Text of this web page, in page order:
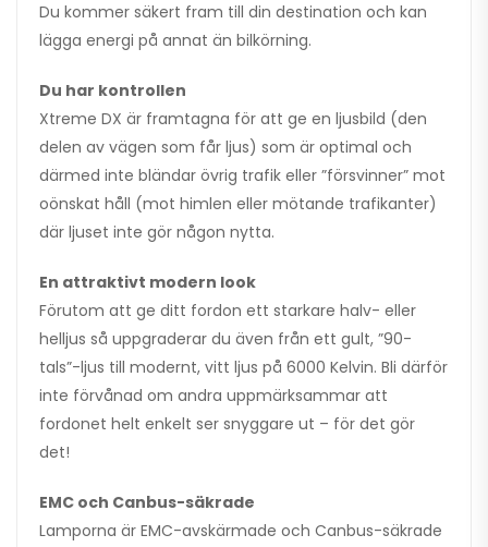
Du kommer säkert fram till din destination och kan
lägga energi på annat än bilkörning.
Du har kontrollen
Xtreme DX är framtagna för att ge en ljusbild (den
delen av vägen som får ljus) som är optimal och
därmed inte bländar övrig trafik eller ”försvinner” mot
oönskat håll (mot himlen eller mötande trafikanter)
där ljuset inte gör någon nytta.
En attraktivt modern look
Förutom att ge ditt fordon ett starkare halv- eller
helljus så uppgraderar du även från ett gult, ”90-
tals”-ljus till modernt, vitt ljus på 6000 Kelvin. Bli därför
inte förvånad om andra uppmärksammar att
fordonet helt enkelt ser snyggare ut – för det gör
det!
EMC och Canbus-säkrade
Lamporna är EMC-avskärmade och Canbus-säkrade